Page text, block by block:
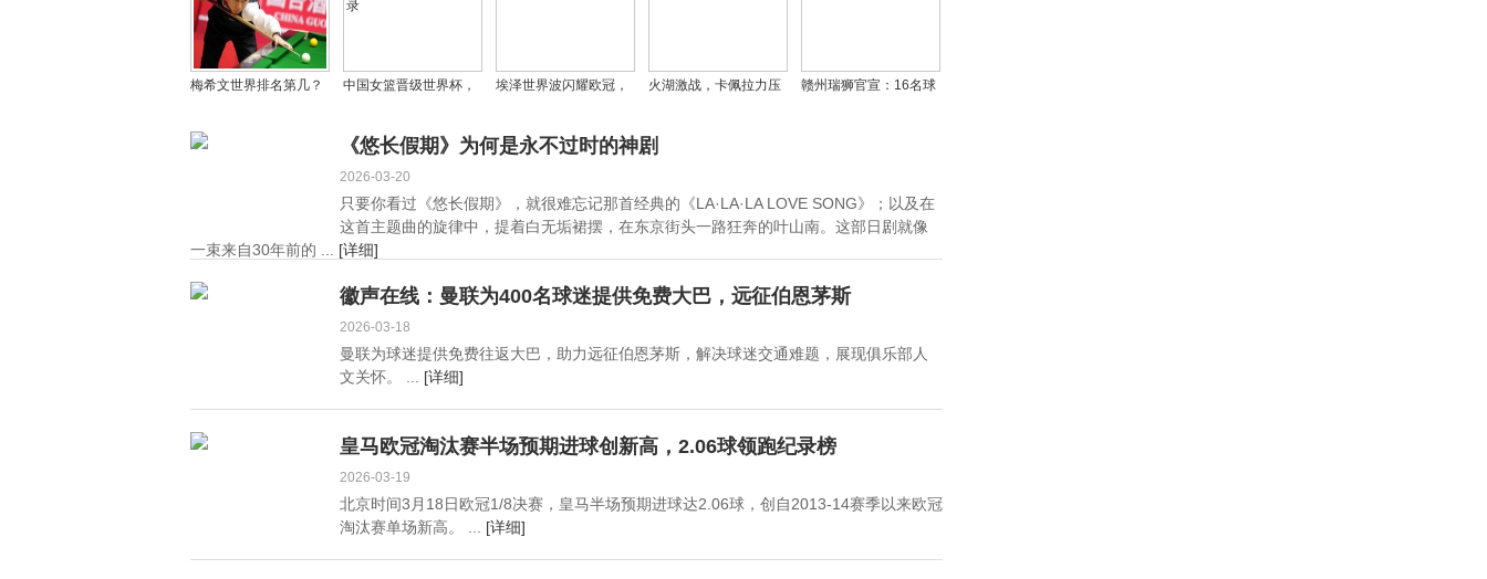
梅希文世界排名第几？
照片
中国女篮晋级世界杯，
CCTV5篮球收视新纪录
埃泽世界波闪耀欧冠，
火湖激战，卡佩拉力压
推人引争议
赣州瑞狮官宣：16名球
《悠长假期》为何是永不过时的神剧
2026-03-20
只要你看过《悠长假期》，就很难忘记那首经典的《LA·LA·LA LOVE SONG》；以及在
这首主题曲的旋律中，提着白无垢裙摆，在东京街头一路狂奔的叶山南。这部日剧就像
一束来自30年前的 ... [详细]
徽声在线：曼联为400名球迷提供免费大巴，远征伯恩茅斯
2026-03-18
曼联为球迷提供免费往返大巴，助力远征伯恩茅斯，解决球迷交通难题，展现俱乐部人
文关怀。 ... [详细]
皇马欧冠淘汰赛半场预期进球创新高，2.06球领跑纪录榜
2026-03-19
北京时间3月18日欧冠1/8决赛，皇马半场预期进球达2.06球，创自2013-14赛季以来欧冠
淘汰赛单场新高。 ... [详细]